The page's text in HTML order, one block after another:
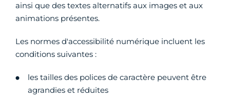
ainsi que des textes alternatifs aux images et aux
animations présentes.
Les normes d'accessibilité numérique incluent les
conditions suivantes :
les tailles des polices de caractère peuvent être
agrandies et réduites